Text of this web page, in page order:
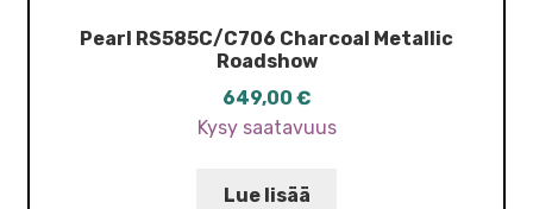
Pearl RS585C/C706 Charcoal Metallic
Roadshow
649,00 €
Kysy saatavuus
Lue lisää